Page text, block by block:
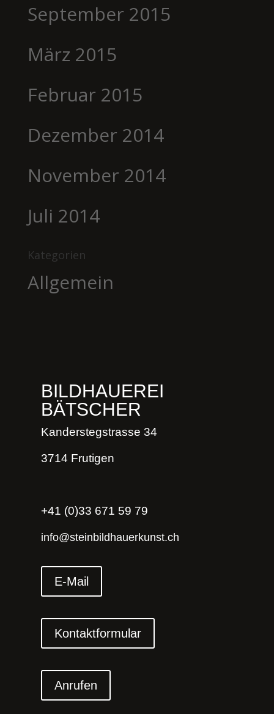
September 2015
März 2015
Februar 2015
Dezember 2014
November 2014
Juli 2014
Kategorien
Allgemein
BILDHAUEREI
BÄTSCHER
Kanderstegstrasse 34
3714 Frutigen
+41 (0)33 671 59 79
info@steinbildhauerkunst.ch
E-Mail
Kontaktformular
Anrufen